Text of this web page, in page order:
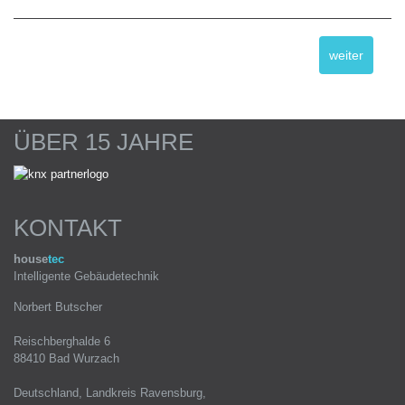
weiter
ÜBER 15 JAHRE
KONTAKT
housetec
Intelligente Gebäudetechnik
Norbert Butscher
Reischberghalde 6
88410 Bad Wurzach
Deutschland, Landkreis Ravensburg,